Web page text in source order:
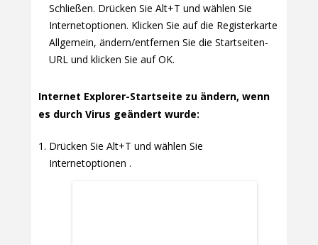
Schließen. Drücken Sie Alt+T und wählen Sie
Internetoptionen. Klicken Sie auf die Registerkarte
Allgemein, ändern/entfernen Sie die Startseiten-
URL und klicken Sie auf OK.
Internet Explorer-Startseite zu ändern, wenn
es durch Virus geändert wurde:
Drücken Sie Alt+T und wählen Sie
Internetoptionen .